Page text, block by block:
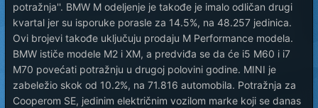
potražnja''. BMW M odeljenje je takođe je imalo odličan drugi
kvartal jer su isporuke porasle za 14.5%, na 48.257 jedinica.
Ovi brojevi takođe uključuju prodaju M Performance modela.
BMW ističe modele M2 i XM, a predviđa se da će i5 M60 i i7
M70 povećati potražnju u drugoj polovini godine. MINI je
zabeležio skok od 10.2%, na 71.816 automobila. Potražnja za
Cooperom SE, jedinim električnim vozilom marke koji se danas